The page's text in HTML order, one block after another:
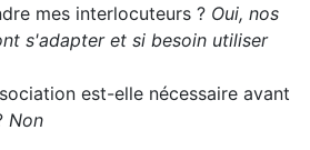
mes interlocuteurs ? Oui, nos
s'adapter et si besoin utiliser
est-elle nécessaire avant
Non